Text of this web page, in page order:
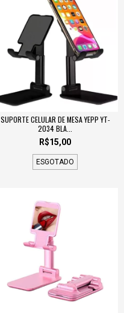
SUPORTE CELULAR DE MESA YEPP YT-
2034 BLA...
R$15,00
ESGOTADO